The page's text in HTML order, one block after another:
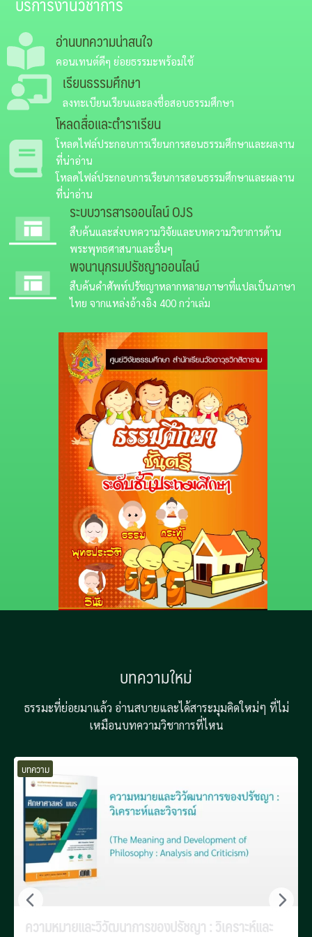
อ่านบทความน่าสนใจ
คอนเทนต์ดีๆ ย่อยธรรมะพร้อมใช้
เรียนธรรมศึกษา
ลงทะเบียนเรียนและลงชื่อสอบธรรมศึกษา
โหลดสื่อและตำราเรียน
โหลดไฟล์ประกอบการเรียนการสอนธรรมศึกษาและผลงาน
ที่น่าอ่าน
โหลดไฟล์ประกอบการเรียนการสอนธรรมศึกษาและผลงาน
ที่น่าอ่าน
ระบบวารสารออนไลน์OJS
สืบค้นและส่งบทความวิจัยและบทความวิชาการด้าน
พระพุทธศาสนาและอื่นๆ
พจนานุกรมปรัชญาออนไลน์
สืบค้นคำศัพท์ปรัชญาหลากหลายภาษาที่แปลเป็นภาษา
ไทย จากแหล่งอ้างอิง 400 กว่าเล่ม
บทความใหม่
ธรรมะที่ย่อยมาแล้ว อ่านสบายและได้สาระมุมคิดใหม่ๆ ที่ไม่
เหมือนบทความวิชาการที่ไหน
บทความ
ความหมายและวิวัฒนาการของปรัชญา : วิเคราะห์และ